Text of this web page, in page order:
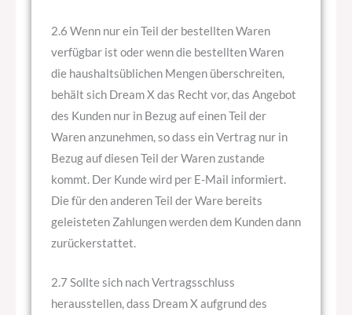
2.6 Wenn nur ein Teil der bestellten Waren
verfügbar ist oder wenn die bestellten Waren
die haushaltsüblichen Mengen überschreiten,
behält sich Dream X das Recht vor, das Angebot
des Kunden nur in Bezug auf einen Teil der
Waren anzunehmen, so dass ein Vertrag nur in
Bezug auf diesen Teil der Waren zustande
kommt. Der Kunde wird per E-Mail informiert.
Die für den anderen Teil der Ware bereits
geleisteten Zahlungen werden dem Kunden dann
zurückerstattet.
2.7 Sollte sich nach Vertragsschluss
herausstellen, dass Dream X aufgrund des